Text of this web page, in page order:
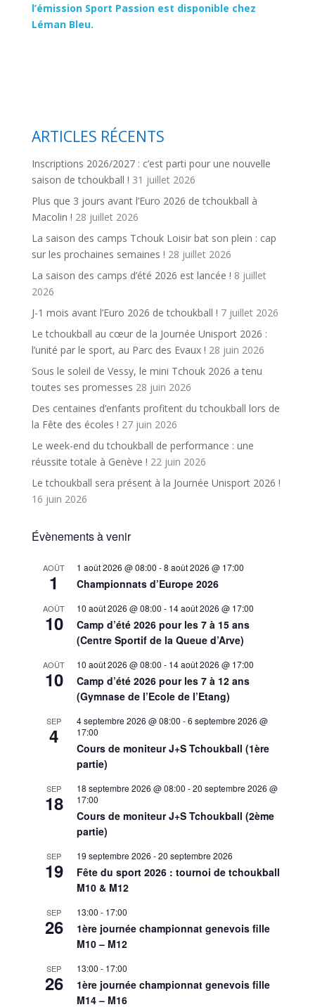
l’émission Sport Passion est disponible chez
Léman Bleu.
ARTICLES RÉCENTS
Inscriptions 2026/2027 : c’est parti pour une nouvelle
saison de tchoukball ! 31 juillet 2026
Plus que 3 jours avant l’Euro 2026 de tchoukball à
Macolin ! 28 juillet 2026
La saison des camps Tchouk Loisir bat son plein : cap
sur les prochaines semaines ! 28 juillet 2026
La saison des camps d’été 2026 est lancée ! 8 juillet
2026
J-1 mois avant l’Euro 2026 de tchoukball ! 7 juillet 2026
Le tchoukball au cœur de la Journée Unisport 2026 :
l’unité par le sport, au Parc des Evaux ! 28 juin 2026
Sous le soleil de Vessy, le mini Tchouk 2026 a tenu
toutes ses promesses 28 juin 2026
Des centaines d’enfants profitent du tchoukball lors de
la Fête des écoles ! 27 juin 2026
Le week-end du tchoukball de performance : une
réussite totale à Genève ! 22 juin 2026
Le tchoukball sera présent à la Journée Unisport 2026 !
16 juin 2026
Évènements à venir
AOÛT
1
1 août 2026 @ 08:00 -8 août 2026 @ 17:00
Championnats d’Europe 2026
AOÛT
10
10 août 2026 @ 08:00 - 14 août 2026 @ 17:00
Camp d’été 2026 pour les 7 à 15 ans
(Centre Sportif de la Queue d’Arve)
AOÛT
10
10 août 2026 @ 08:00 - 14 août 2026 @ 17:00
Camp d’été 2026 pour les 7 à 12 ans
(Gymnase de l’Ecole de l’Etang)
SEP
4
4 septembre 2026 @ 08:00 -6 septembre 2026 @
17:00
Cours de moniteur J+S Tchoukball (1ère
partie)
SEP
18
18 septembre 2026 @ 08:00 -20 septembre 2026 @
17:00
Cours de moniteur J+S Tchoukball (2ème
partie)
SEP
19
19 septembre 2026 -20 septembre 2026
Fête du sport 2026 : tournoi de tchoukball
M10 & M12
SEP
26
13:00 - 17:00
1ère journée championnat genevois fille
M10 – M12
SEP
26
13:00 - 17:00
1ère journée championnat genevois fille
M14 – M16